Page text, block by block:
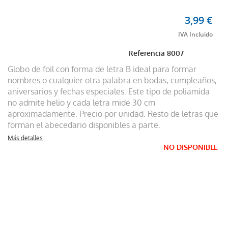
Referencia8007
3,99 €
Globo de foil con forma de letra B ideal para formar
nombres o cualquier otra palabra en bodas, cumpleaños,
aniversarios y fechas especiales. Este tipo de poliamida
no admite helio y cada letra mide 30 cm
aproximadamente. Precio por unidad. Resto de letras que
forman el abecedario disponibles a parte.
Más detalles
NO DISPONIBLE